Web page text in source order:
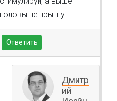
головы не прыгну.
Ответить
Дмитр
ий